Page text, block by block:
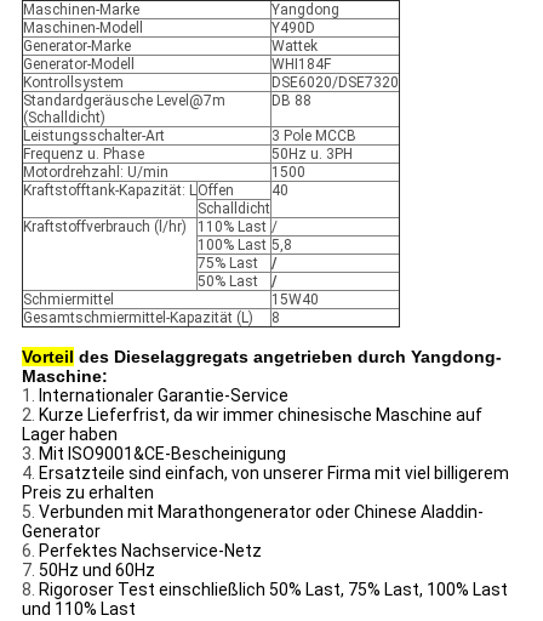
Maschinen-Marke
Yangdong
Maschinen-Modell
Y490D
Generator-Marke
Wattek
Generator-Modell
WHI184F
Kontrollsystem
DSE6020/DSE7320
Standardgeräusche Level@7m
(Schalldicht)
DB 88
Leistungsschalter-Art
3 Pole MCCB
Frequenz u. Phase
50Hz u. 3PH
Motordrehzahl: U/min
1500
Kraftstofftank-Kapazität: LOffen
40
Schalldicht
Kraftstoffverbrauch (l/hr)
110% Last /
100% Last 5,8
75% Last
/
50% Last
/
Schmiermittel
15W40
Gesamtschmiermittel-Kapazität (L)
8
Vorteil des Dieselaggregats angetrieben durch Yangdong-
Maschine:
1. Internationaler Garantie-Service
2. Kurze Lieferfrist, da wir immer chinesische Maschine auf
Lager haben
3. Mit ISO9001&CE-Bescheinigung
4. Ersatzteile sind einfach, von unserer Firma mit viel billigerem
Preis zu erhalten
5. Verbunden mit Marathongenerator oder Chinese Aladdin-
Generator
6. Perfektes Nachservice-Netz
7. 50Hz und 60Hz
8. Rigoroser Test einschließlich 50% Last, 75% Last, 100% Last
und 110% Last